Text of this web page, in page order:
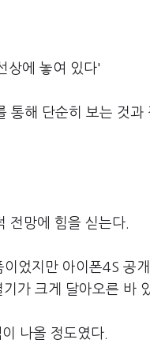
상에 놓여 있다'
통해 단순히 보는 것
전망에 힘을 싣는다.
었지만 아이폰4S 공
가 크게 달아오른 바
나올 정도였다.